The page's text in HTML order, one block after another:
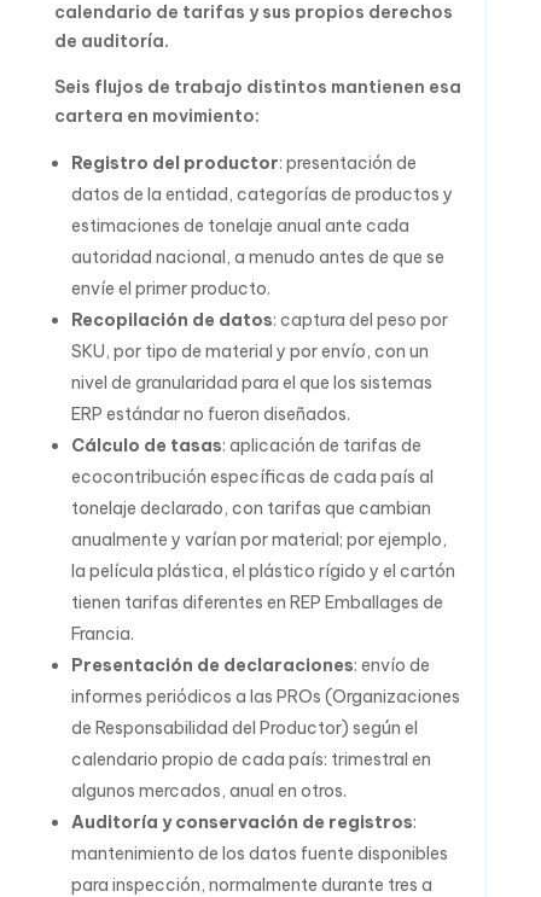
calendario de tarifas y sus propios derechos
de auditoría.
Seis flujos de trabajo distintos mantienen esa
cartera en movimiento:
Registro del productor: presentación de
datos de la entidad, categorías de productos y
estimaciones de tonelaje anual ante cada
autoridad nacional, a menudo antes de que se
envíe el primer producto.
Recopilación de datos: captura del peso por
SKU, por tipo de material y por envío, con un
nivel de granularidad para el que los sistemas
ERP estándar no fueron diseñados.
Cálculo de tasas: aplicación de tarifas de
ecocontribución específicas de cada país al
tonelaje declarado, con tarifas que cambian
anualmente y varían por material; por ejemplo,
la película plástica, el plástico rígido y el cartón
tienen tarifas diferentes en REP Emballages de
Francia.
Presentación de declaraciones: envío de
informes periódicos a las PROs (Organizaciones
de Responsabilidad del Productor) según el
calendario propio de cada país: trimestral en
algunos mercados, anual en otros.
Auditoría y conservación de registros:
mantenimiento de los datos fuente disponibles
para inspección, normalmente durante tres a